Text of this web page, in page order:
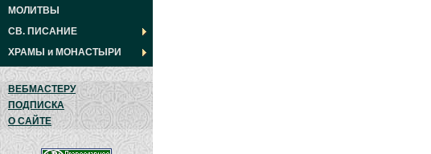
МОЛИТВЫ
СВ. ПИСАНИЕ
ХРАМЫ и МОНАСТЫРИ
ВЕБМАСТЕРУ
ПОДПИСКА
О САЙТЕ